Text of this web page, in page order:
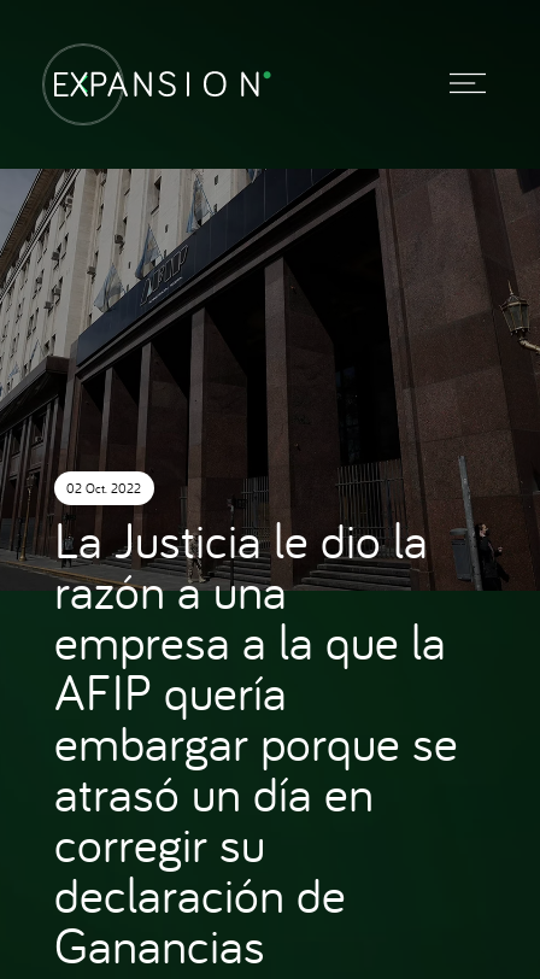
02 Oct. 2022
La Justicia le dio la
razón a una
empresa a la que la
AFIP quería
embargar porque se
atrasó un día en
corregir su
declaración de
Ganancias